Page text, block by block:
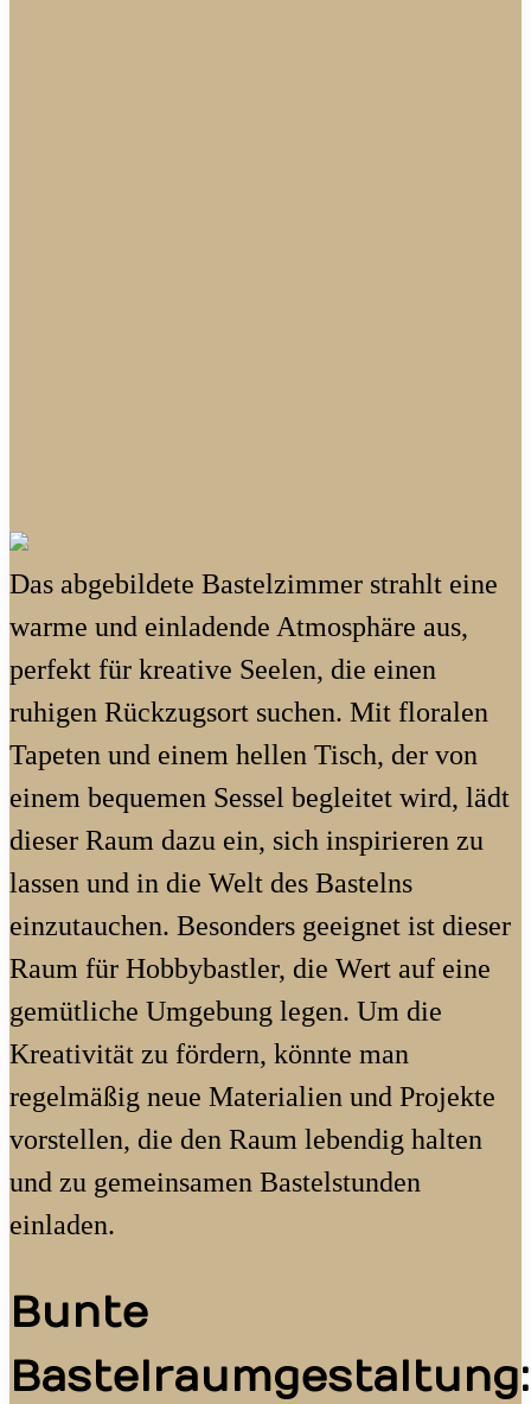
Das abgebildete Bastelzimmer strahlt eine
warme und einladende Atmosphäre aus,
perfekt für kreative Seelen, die einen
ruhigen Rückzugsort suchen. Mit floralen
Tapeten und einem hellen Tisch, der von
einem bequemen Sessel begleitet wird, lädt
dieser Raum dazu ein, sich inspirieren zu
lassen und in die Welt des Bastelns
einzutauchen. Besonders geeignet ist dieser
Raum für Hobbybastler, die Wert auf eine
gemütliche Umgebung legen. Um die
Kreativität zu fördern, könnte man
regelmäßig neue Materialien und Projekte
vorstellen, die den Raum lebendig halten
und zu gemeinsamen Bastelstunden
einladen.
Bunte
Bastelraumgestaltung: